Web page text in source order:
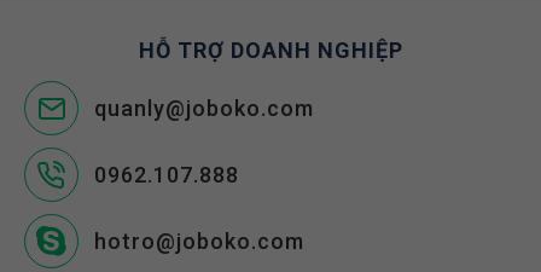
HỖ TRỢ DOANH NGHIỆP
quanly@joboko.com
0962.107.888
hotro@joboko.com